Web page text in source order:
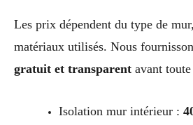
Les prix dépendent du type de
matériaux utilisés. Nous
gratuit et transparent avant
Isolation mur intérieur :